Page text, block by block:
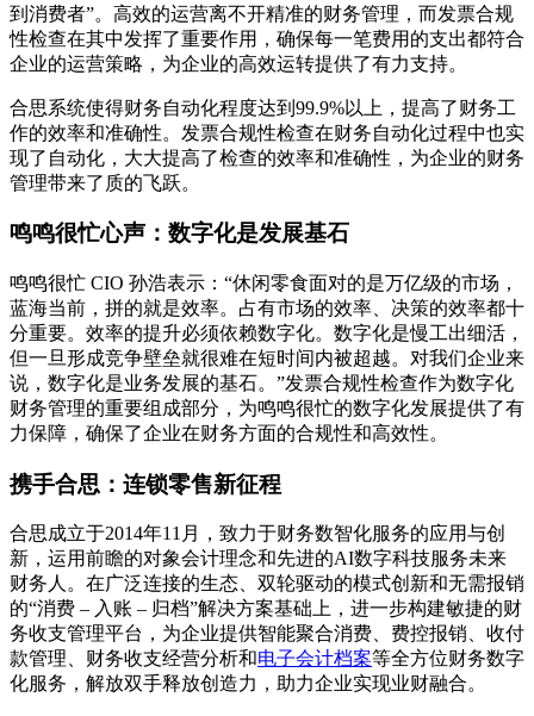
到消费者”。高效的运营离不开精准的财务管理，而发票合规
性检查在其中发挥了重要作用，确保每一笔费用的支出都符合
企业的运营策略，为企业的高效运转提供了有力支持。
合思系统使得财务自动化程度达到99.9%以上，提高了财务工
作的效率和准确性。发票合规性检查在财务自动化过程中也实
现了自动化，大大提高了检查的效率和准确性，为企业的财务
管理带来了质的飞跃。
鸣鸣很忙心声：数字化是发展基石
鸣鸣很忙 CIO 孙浩表示：“休闲零食面对的是万亿级的市场，
蓝海当前，拼的就是效率。占有市场的效率、决策的效率都十
分重要。效率的提升必须依赖数字化。数字化是慢工出细活，
但一旦形成竞争壁垒就很难在短时间内被超越。对我们企业来
说，数字化是业务发展的基石。”发票合规性检查作为数字化
财务管理的重要组成部分，为鸣鸣很忙的数字化发展提供了有
力保障，确保了企业在财务方面的合规性和高效性。
携手合思：连锁零售新征程
合思成立于2014年11月，致力于财务数智化服务的应用与创
新，运用前瞻的对象会计理念和先进的AI数字科技服务未来
财务人。在广泛连接的生态、双轮驱动的模式创新和无需报销
的“消费 – 入账 – 归档”解决方案基础上，进一步构建敏捷的财
务收支管理平台，为企业提供智能聚合消费、费控报销、收付
款管理、财务收支经营分析和电子会计档案等全方位财务数字
化服务，解放双手释放创造力，助力企业实现业财融合。